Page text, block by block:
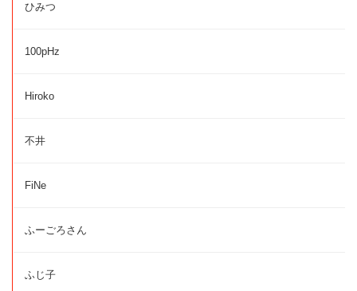
ひみつ
100pHz
Hiroko
不井
FiNe
ふーごろさん
ふじ子